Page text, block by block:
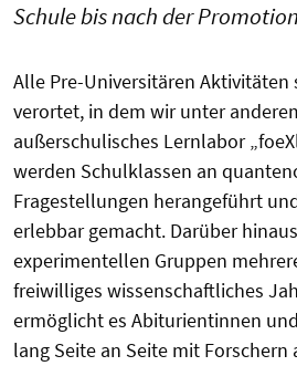
Schule bis nach der
Alle Pre-Universitären Aktivitäten
verortet, in dem wir unter
außerschulisches Lernlabor
werden Schulklassen an
Fragestellungen herangeführt
erlebbar gemacht. Darüber
experimentellen Gruppen
freiwilliges wissenschaftliches
ermöglicht es Abiturientinnen
lang Seite an Seite mit